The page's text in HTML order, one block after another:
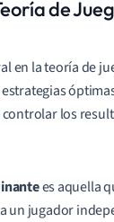
de
en la teoría de
los
es aquella
un jugador